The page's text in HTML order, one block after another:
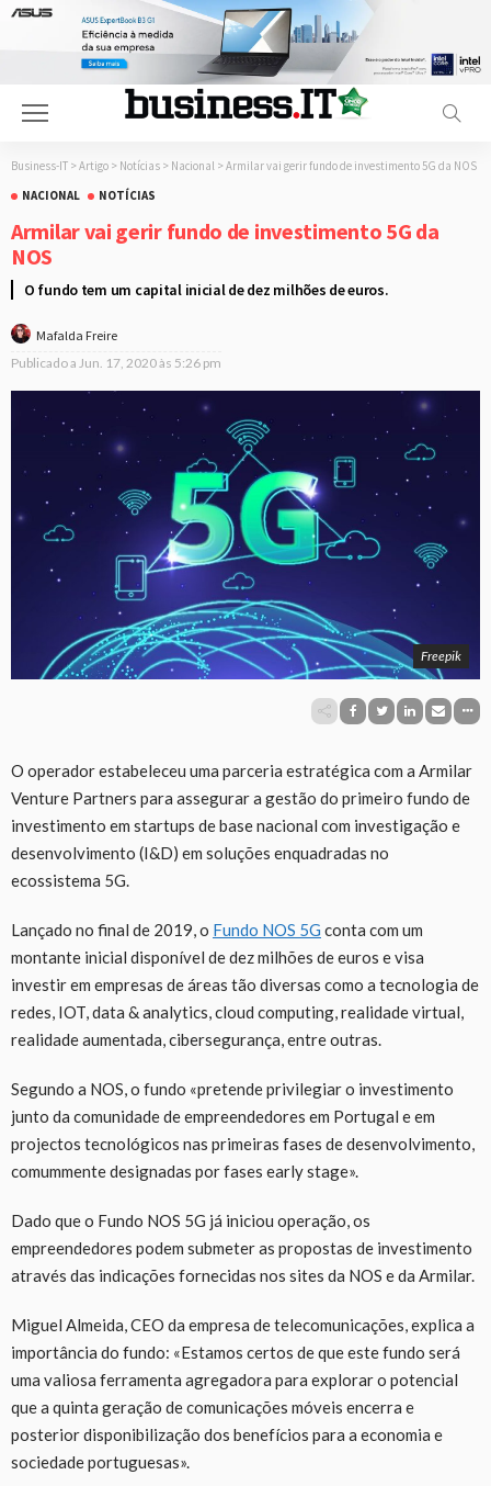
Business-IT > Artigo > Notícias > Nacional > Armilar vai gerir fundo de investimento 5G da NOS
NACIONAL
NOTÍCIAS
Armilar vai gerir fundo de investimento 5G da
NOS
O fundo tem um capital inicial de dez milhões de euros.
Mafalda Freire
Publicado a Jun. 17, 2020 às 5:26 pm
Freepik
O operador estabeleceu uma parceria estratégica com a Armilar
Venture Partners para assegurar a gestão do primeiro fundo de
investimento em startups de base nacional com investigação e
desenvolvimento (I&D) em soluções enquadradas no
ecossistema 5G.
Lançado no final de 2019, o Fundo NOS 5G conta com um
montante inicial disponível de dez milhões de euros e visa
investir em empresas de áreas tão diversas como a tecnologia de
redes, IOT, data & analytics, cloud computing, realidade virtual,
realidade aumentada, cibersegurança, entre outras.
Segundo a NOS, o fundo «pretende privilegiar o investimento
junto da comunidade de empreendedores em Portugal e em
projectos tecnológicos nas primeiras fases de desenvolvimento,
comummente designadas por fases early stage».
Dado que o Fundo NOS 5G já iniciou operação, os
empreendedores podem submeter as propostas de investimento
através das indicações fornecidas nos sites da NOS e da Armilar.
Miguel Almeida, CEO da empresa de telecomunicações, explica a
importância do fundo: «Estamos certos de que este fundo será
uma valiosa ferramenta agregadora para explorar o potencial
que a quinta geração de comunicações móveis encerra e
posterior disponibilização dos benefícios para a economia e
sociedade portuguesas».